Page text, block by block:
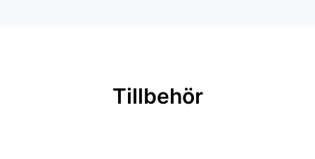
Mönsterrepetition: 67,4 cm
Tillbehör